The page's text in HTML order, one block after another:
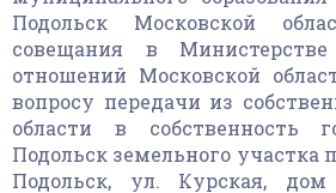
Подольск Московской
совещания в
отношений Московской
вопросу передачи из
области в собственность
Подольск земельного
Подольск, ул. Курская,